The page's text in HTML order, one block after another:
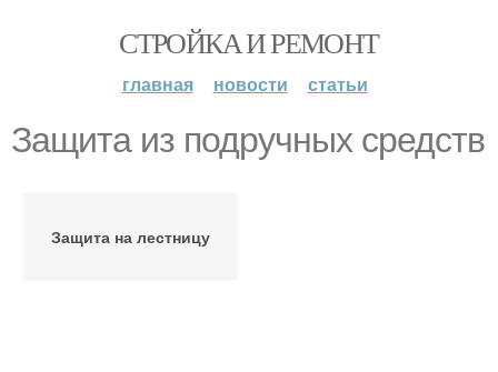
СТРОЙКА И РЕМОНТ
главная новости статьи
Защита из подручных средств
Защита на лестницу